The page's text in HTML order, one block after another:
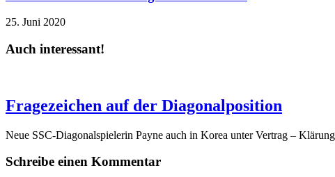
25. Juni 2020
Auch interessant!
Fragezeichen auf der Diagonalposition
Neue SSC-Diagonalspielerin Payne auch in Korea unter Vertrag –
Schreibe einen Kommentar